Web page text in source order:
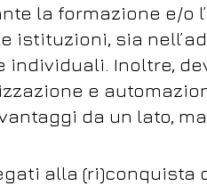
la formazione e/o
istituzioni, sia
individuali. Inoltre,
e
da un lato,
alla (ri)conquista